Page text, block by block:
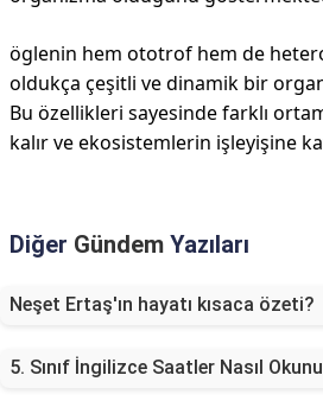
öglenin hem ototrof hem de
oldukça çeşitli ve dinamik bir
Bu özellikleri sayesinde farklı
kalır ve ekosistemlerin işleyişine
Diğer Gündem Yazıları
Neşet Ertaş'ın hayatı kısaca özeti?
5. Sınıf İngilizce Saatler Nasıl